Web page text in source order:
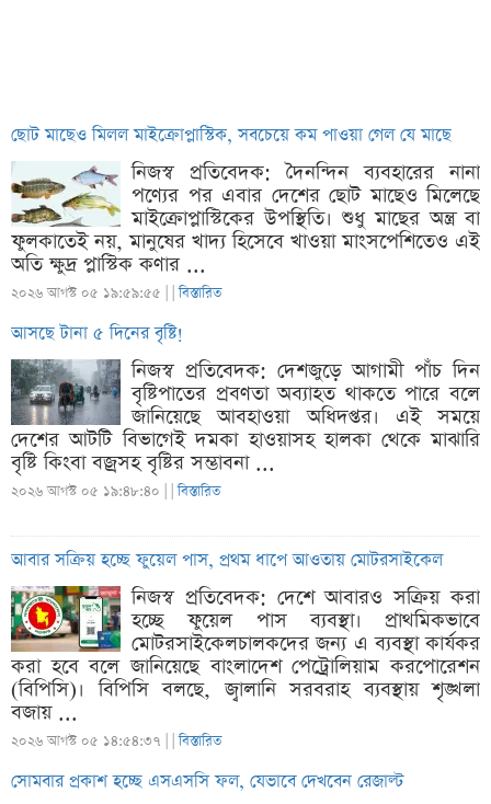
ছোট মাছেও মিলল মাইক্রোপ্লাস্টিক, সবচেয়ে কম পাওয়া গেল যে মাছে
নিজস্ব প্রতিবেদক: দৈনন্দিন ব্যবহারের নানা
পণ্যের পর এবার দেশের ছোট মাছেও মিলেছে
মাইক্রোপ্লাস্টিকের উপস্থিতি। শুধু মাছের অন্ত্র বা
ফুলকাতেই নয়, মানুষের খাদ্য হিসেবে খাওয়া মাংসপেশিতেও এই
অতি ক্ষুদ্র প্লাস্টিক কণার ...
২০২৬ আগস্ট ০৫ ১৯:৫৯:৫৫ | |বিস্তারিত
আসছে টানা ৫ দিনের বৃষ্টি!
নিজস্ব প্রতিবেদক: দেশজুড়ে আগামী পাঁচ দিন
বৃষ্টিপাতের প্রবণতা অব্যাহত থাকতে পারে বলে
জানিয়েছে আবহাওয়া অধিদপ্তর। এই সময়ে
দেশের আটটি বিভাগেই দমকা হাওয়াসহ হালকা থেকে মাঝারি
বৃষ্টি কিংবা বজ্রসহ বৃষ্টির সম্ভাবনা ...
২০২৬ আগস্ট ০৫ ১৯:৪৮:৪০ | |বিস্তারিত
আবার সক্রিয় হচ্ছে ফুয়েল পাস, প্রথম ধাপে আওতায় মোটরসাইকেল
নিজস্ব প্রতিবেদক: দেশে আবারও সক্রিয় করা
হচ্ছে ফুয়েল পাস ব্যবস্থা। প্রাথমিকভাবে
মোটরসাইকেলচালকদের জন্য এ ব্যবস্থা কার্যকর
করা হবে বলে জানিয়েছে বাংলাদেশ পেট্রোলিয়াম করপোরেশন
(বিপিসি)। বিপিসি বলছে, জ্বালানি সরবরাহ ব্যবস্থায় শৃঙ্খলা
বজায় ...
২০২৬ আগস্ট ০৫ ১৪:৫৪:৩৭ | |বিস্তারিত
সোমবার প্রকাশ হচ্ছে এসএসসি ফল, যেভাবে দেখবেন রেজাল্ট